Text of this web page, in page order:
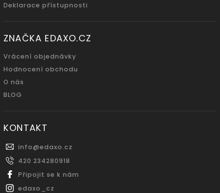
Deklarace přístupnosti
ZNAČKA EDAXO.CZ
Vrácení objednávky
Hodnocení obchodu
O nás
BLOG
KONTAKT
info@edaxo.cz
420 234280918
Připojit se k nám
edaxo_cz